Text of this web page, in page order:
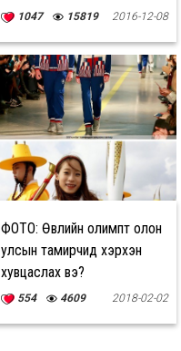
1047 15819 2016-12-08
ФОТО: Өвлийн олимпт олон
улсын тамирчид хэрхэн
хувцаслах вэ?
554 4609 2018-02-02